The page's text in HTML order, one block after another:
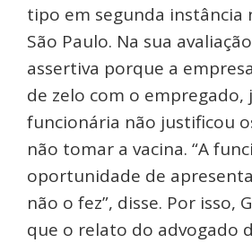
tipo em segunda instância
São Paulo. Na sua
assertiva porque a
de zelo com o empregado,
funcionária não justificou
não tomar a vacina. “A
oportunidade de
não o fez”, disse. Por isso,
que o relato do advogado